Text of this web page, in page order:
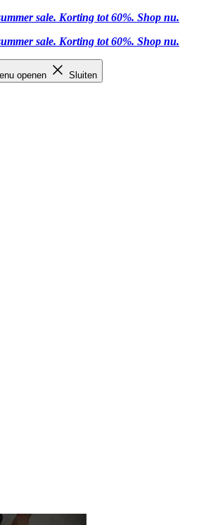
sale. Korting tot 60%. Shop nu.
sale. Korting tot 60%. Shop nu.
openen Sluiten